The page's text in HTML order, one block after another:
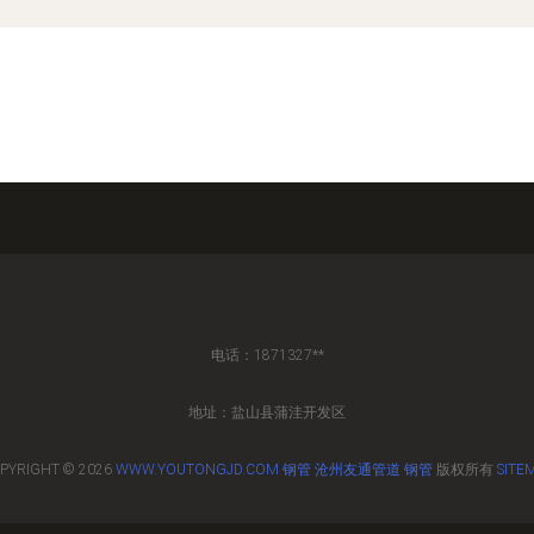
电话：1871327**
地址：盐山县蒲洼开发区
© 2026 WWW.YOUTONGJD.COM 钢管 沧州友通管道 钢管版权所有